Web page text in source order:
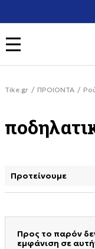
Tike.gr ΠΡΟΙΟΝΤΑ
selecting a filter
Προς το παρόν
εμφάνιση σε